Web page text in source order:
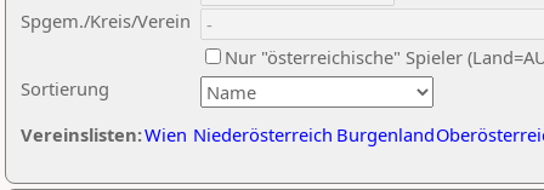
Sortierung
Spgem./Kreis/Verein
Nur "österreichische" Spieler
Vereinslisten:Wien Niederösterreich Burgenland